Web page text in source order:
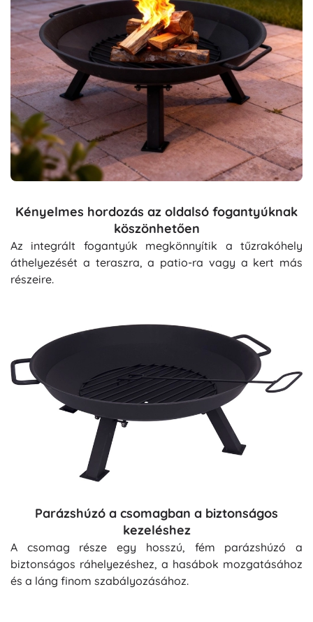
Kényelmes hordozás az oldalsó fogantyúknak
köszönhetően
Az integrált fogantyúk megkönnyítik a tűzrakóhely
áthelyezését a teraszra, a patio-ra vagy a kert más
részeire.
Parázshúzó a csomagban a biztonságos
kezeléshez
A csomag része egy hosszú, fém parázshúzó a
biztonságos ráhelyezéshez, a hasábok mozgatásához
és a láng finom szabályozásához.